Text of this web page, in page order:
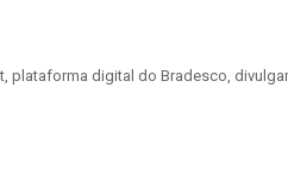
digital do Bradesco,